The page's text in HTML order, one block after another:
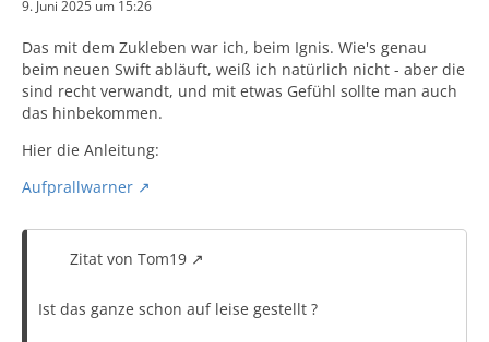
9. Juni 2025 um 15:26
Das mit dem Zukleben war ich, beim Ignis. Wie's genau
beim neuen Swift abläuft, weiß ich natürlich nicht - aber die
sind recht verwandt, und mit etwas Gefühl sollte man auch
das hinbekommen.
Hier die Anleitung:
Aufprallwarner
Zitat von Tom19
Ist das ganze schon auf leise gestellt ?